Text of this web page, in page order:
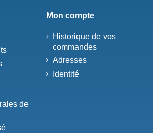
de
Mon compte
Historique de vos
commandes
Adresses
Identité